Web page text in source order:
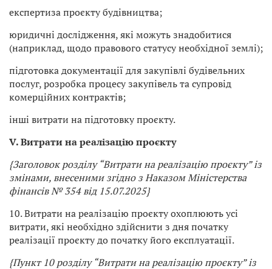
експертиза проєкту будівництва;
юридичні дослідження, які можуть знадобитися
(наприклад, щодо правового статусу необхідної землі);
підготовка документації для закупівлі будівельних
послуг, розробка процесу закупівель та супровід
комерційних контрактів;
інші витрати на підготовку проєкту.
V. Витрати на реалізацію проєкту
{Заголовок розділу “Витрати на реалізацію проєкту” із
змінами, внесеними згідно з Наказом Міністерства
фінансів № 354 від 15.07.2025}
10. Витрати на реалізацію проєкту охоплюють усі
витрати, які необхідно здійснити з дня початку
реалізації проєкту до початку його експлуатації.
{Пункт 10 розділу “Витрати на реалізацію проєкту” із